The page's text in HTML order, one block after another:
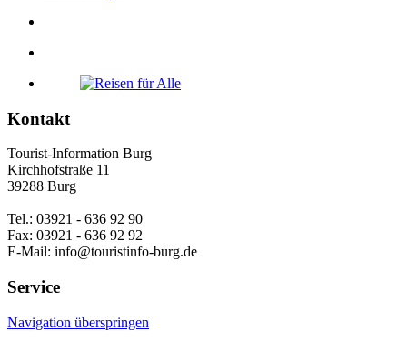
Kontakt
Tourist-Information Burg
Kirchhofstraße 11
39288 Burg
Tel.: 03921 - 636 92 90
Fax: 03921 - 636 92 92
E-Mail: info@touristinfo-burg.de
Service
Navigation überspringen